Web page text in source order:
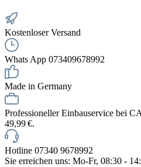
Kostenloser Versand
Whats App 073409678992
Made in Germany
Professioneller Einbauservice bei
49,99 €.
Hotline 07340 9678992
Sie erreichen uns: Mo-Fr, 08:30 -